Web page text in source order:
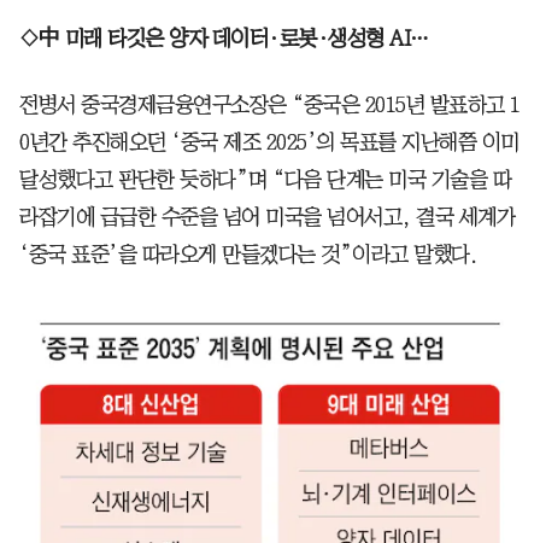
◇中 미래 타깃은 양자 데이터·로봇·생성형 AI…
전병서 중국경제금융연구소장은 “중국은 2015년 발표하고 1
0년간 추진해오던 ‘중국 제조 2025’의 목표를 지난해쯤 이미
달성했다고 판단한 듯하다”며 “다음 단계는 미국 기술을 따
라잡기에 급급한 수준을 넘어 미국을 넘어서고, 결국 세계가
‘중국 표준’을 따라오게 만들겠다는 것”이라고 말했다.